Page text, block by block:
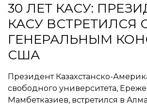
30 ЛЕТ КАСУ:
КАСУ ВСТРЕТИЛСЯ
ГЕНЕРАЛЬНЫМ
США
Президент Казахстанско-
свободного университета,
Мамбетказиев, встретился в